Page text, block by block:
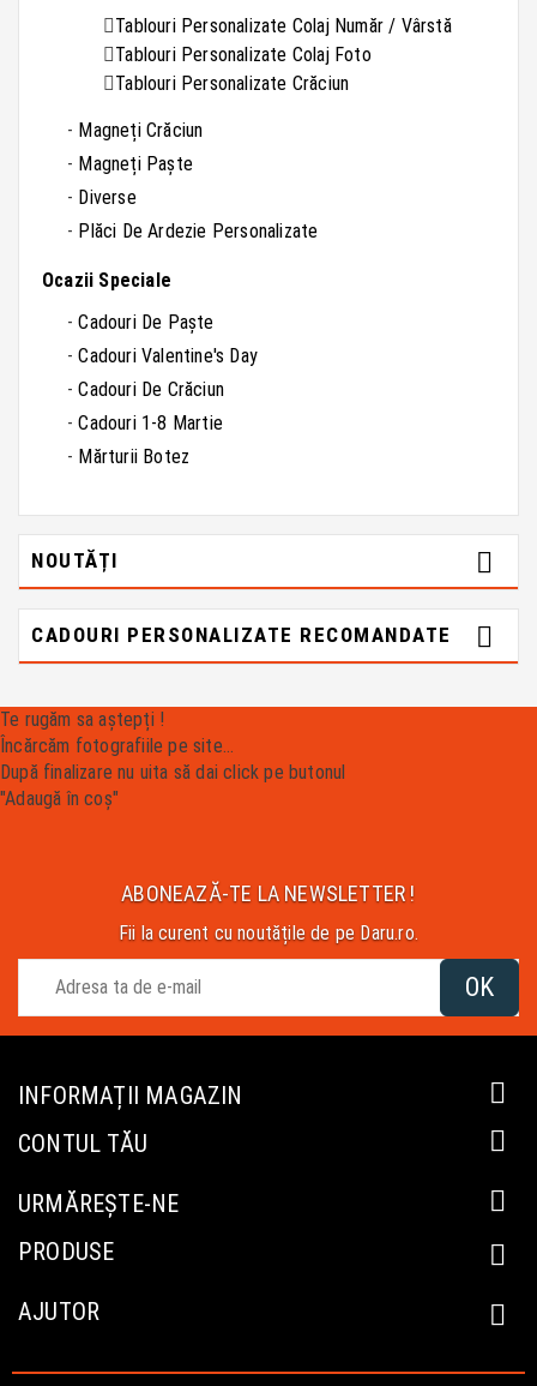
Tablouri Personalizate Colaj Număr / Vârstă
Tablouri Personalizate Colaj Foto
Tablouri Personalizate Crăciun
Magneți Crăciun
Magneți Paște
Diverse
Plăci De Ardezie Personalizate
Ocazii Speciale
Cadouri De Paște
Cadouri Valentine's Day
Cadouri De Crăciun
Cadouri 1-8 Martie
Mărturii Botez
NOUTĂȚI 
CADOURI PERSONALIZATE RECOMANDATE 
Te rugăm sa aștepți !
Încărcăm fotografiile pe site...
După finalizare nu uita să dai click pe butonul
"Adaugă în coș"
ABONEAZĂ-TE LA NEWSLETTER !
Fii la curent cu noutățile de pe Daru.ro.
INFORMAȚII MAGAZIN 
CONTUL TĂU 
URMĂREȘTE-NE 
PRODUSE 
AJUTOR 